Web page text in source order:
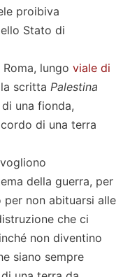
proibiva
Stato di
lungo viale di
scritta Palestina
una fionda,
di una terra
della guerra, per
non abituarsi alle
che ci
non diventino
siano sempre